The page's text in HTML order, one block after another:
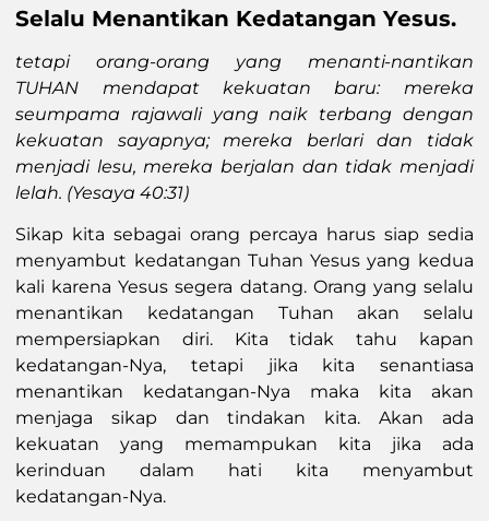
Selalu Menantikan Kedatangan Yesus.
tetapi orang-orang yang menanti-nantikan
TUHAN mendapat kekuatan baru: mereka
seumpama rajawali yang naik terbang dengan
kekuatan sayapnya; mereka berlari dan tidak
menjadi lesu, mereka berjalan dan tidak menjadi
lelah. (Yesaya 40:31)
Sikap kita sebagai orang percaya harus siap sedia
menyambut kedatangan Tuhan Yesus yang kedua
kali karena Yesus segera datang. Orang yang selalu
menantikan kedatangan Tuhan akan selalu
mempersiapkan diri. Kita tidak tahu kapan
kedatangan-Nya, tetapi jika kita senantiasa
menantikan kedatangan-Nya maka kita akan
menjaga sikap dan tindakan kita. Akan ada
kekuatan yang memampukan kita jika ada
kerinduan dalam hati kita menyambut
kedatangan-Nya.